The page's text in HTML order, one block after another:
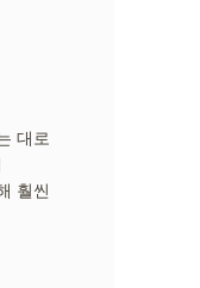
대로
훨씬